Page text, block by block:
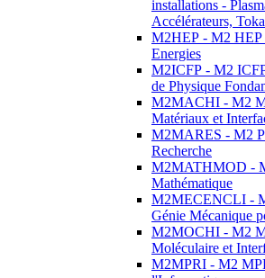
installations -
Accélérateurs,
M2HEP - M2 HEP
Energies
M2ICFP - M2
de Physique
M2MACHI - M2
Matériaux et
M2MARES - M2
Recherche
M2MATHMOD -
Mathématique
M2MECENCLI -
Génie Mécanique
M2MOCHI - M2
Moléculaire et
M2MPRI - M2